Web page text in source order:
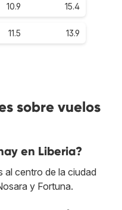
10.9 15.4
11.5 13.9
sobre vuelos
en Liberia?
al centro de la ciudad
y Fortuna.